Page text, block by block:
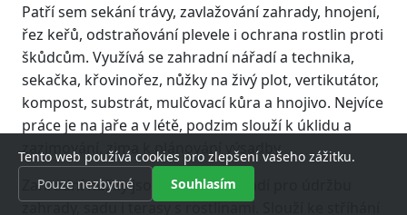
Patří sem sekání trávy, zavlažování zahrady, hnojení,
řez keřů, odstraňování plevele i ochrana rostlin proti
škůdcům. Využívá se zahradní nářadí a technika,
sekačka, křovinořez, nůžky na živý plot, vertikutátor,
kompost, substrát, mulčovací kůra a hnojivo. Nejvíce
práce je na jaře a v létě, podzim slouží k úklidu a
zazimování, zima k plánování výsadby.
Zahradní nůžky jsou základní nářadí pro údržbu
zahrady, sadu i terasy s rostlinami. Slouží ke stříhání
Tento web používá cookies pro zlepšení vašeho zážitku.
Pouze nezbytné
Souhlasím